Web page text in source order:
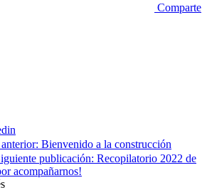
Comparte
Bienvenido a la construcción
publicación: Recopilatorio 2022 de
acompañarnos!